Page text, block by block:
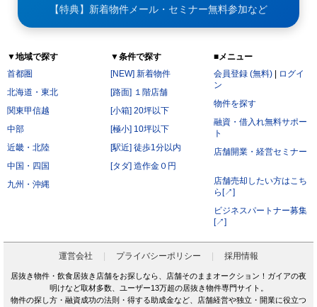
【特典】新着物件メール・セミナー無料参加など
▼地域で探す
首都圏
北海道・東北
関東甲信越
中部
近畿・北陸
中国・四国
九州・沖縄
▼条件で探す
[NEW] 新着物件
[路面] １階店舗
[小箱] 20坪以下
[極小] 10坪以下
[駅近] 徒歩1分以内
[タダ] 造作金０円
■メニュー
会員登録 (無料)
ログイ
ン
物件を探す
融資・借入れ無料サポー
ト
店舗開業・経営セミナー
店舗売却したい方はこち
ら[↗]
ビジネスパートナー募集
[↗]
運営会社 プライバシーポリシー 採用情報
居抜き物件・飲食居抜き店舗をお探しなら、店舗そのままオークション！ガイアの夜
明けなど取材多数、ユーザー13万超の居抜き物件専門サイト。
物件の探し方・融資成功の法則・得する助成金など、店舗経営や独立・開業に役立つ